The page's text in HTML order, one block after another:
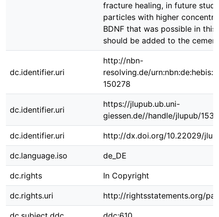
fracture healing, in future
particles with higher
BDNF that was possible in this
should be added to the
dc.identifier.uri
http://nbn-
resolving.de/
150278
dc.identifier.uri
https://jlupub.ub.uni-
giessen.de//handle/jlupub/
dc.identifier.uri http://dx.doi.org/10.22029/
dc.language.iso de_DE
dc.rights In Copyright
dc.rights.uri http://rightsstatements.org/